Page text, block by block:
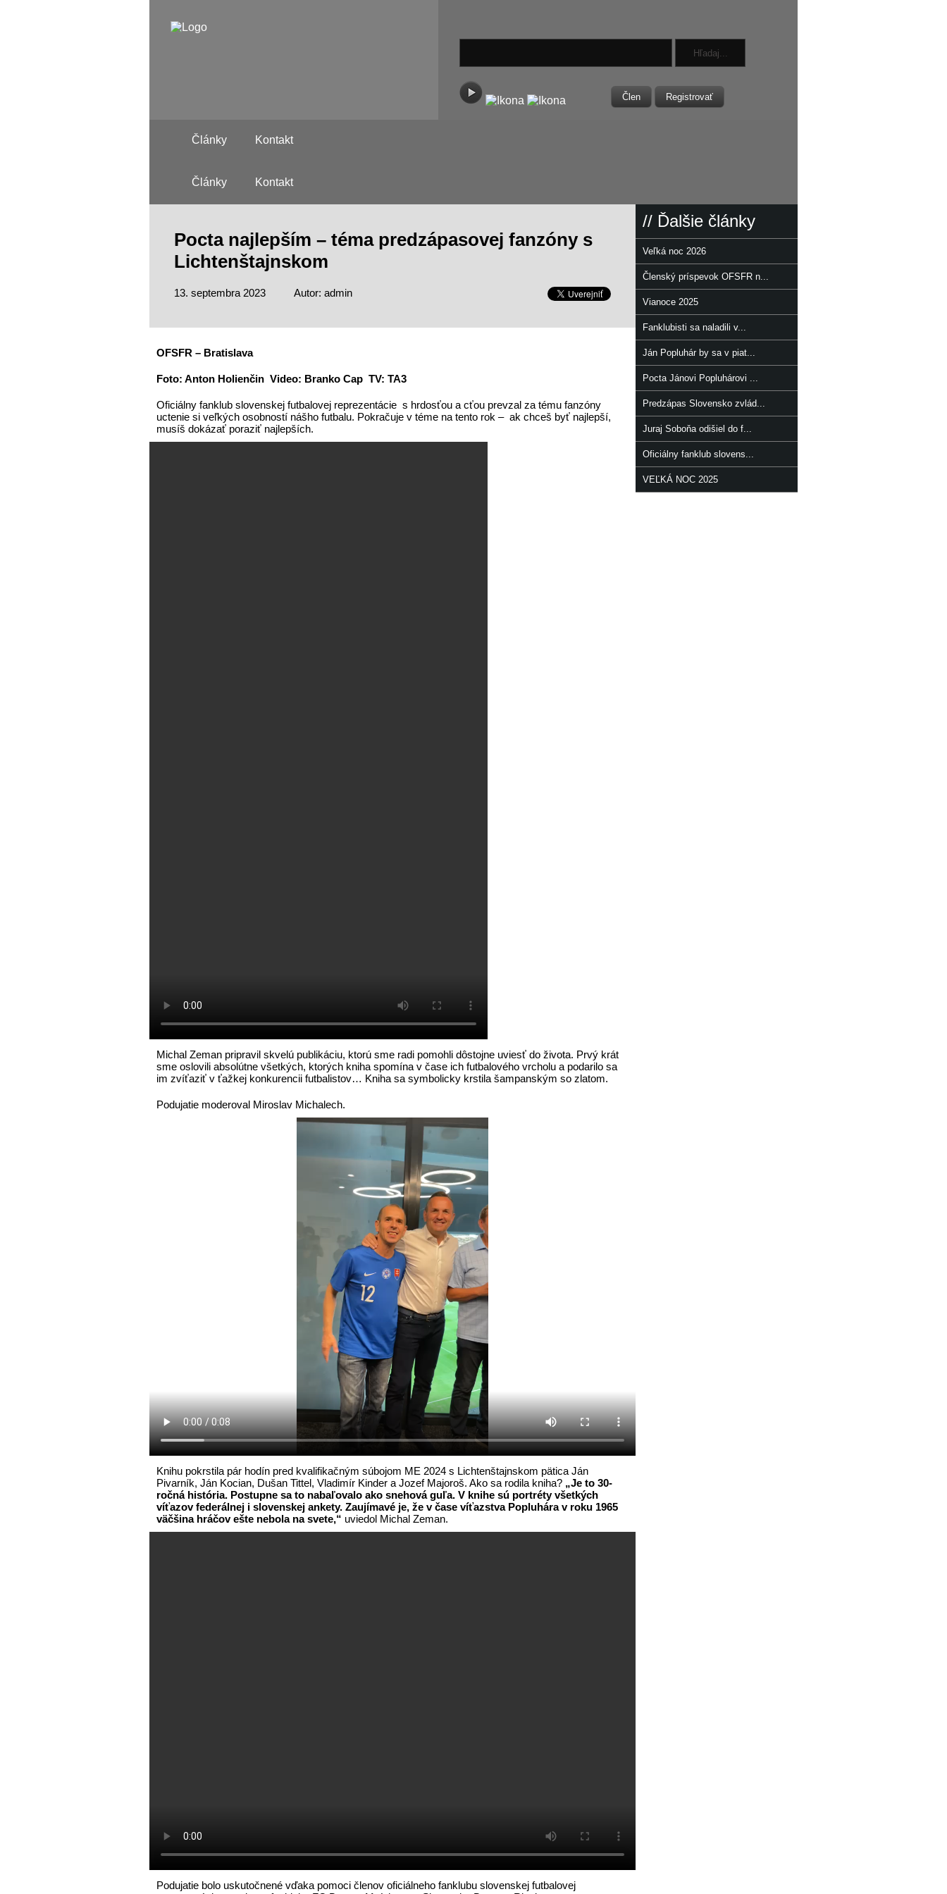
Člen Registrovať
Články Kontakt
Články Kontakt
Pocta najlepším – téma predzápasovej fanzóny s
Lichtenštajnskom
13. septembra 2023 Autor: admin
OFSFR – Bratislava
Foto: Anton Holienčin Video: Branko Cap TV: TA3
Oficiálny fanklub slovenskej futbalovej reprezentácie s hrdosťou a cťou prevzal za tému fanzóny
uctenie si veľkých osobností nášho futbalu. Pokračuje v téme na tento rok – ak chceš byť najlepší,
musíš dokázať poraziť najlepších.
Michal Zeman pripravil skvelú publikáciu, ktorú sme radi pomohli dôstojne uviesť do života. Prvý krát
sme oslovili absolútne všetkých, ktorých kniha spomína v čase ich futbalového vrcholu a podarilo sa
im zvíťaziť v ťažkej konkurencii futbalistov… Kniha sa symbolicky krstila šampanským so zlatom.
Podujatie moderoval Miroslav Michalech.
Knihu pokrstila pár hodín pred kvalifikačným súbojom ME 2024 s Lichtenštajnskom pätica Ján
Pivarník, Ján Kocian, Dušan Tittel, Vladimír Kinder a Jozef Majoroš. Ako sa rodila kniha? „Je to 30-
ročná história. Postupne sa to nabaľovalo ako snehová guľa. V knihe sú portréty všetkých
víťazov federálnej i slovenskej ankety. Zaujímavé je, že v čase víťazstva Popluhára v roku 1965
väčšina hráčov ešte nebola na svete,“ uviedol Michal Zeman.
Podujatie bolo uskutočnené vďaka pomoci členov oficiálneho fanklubu slovenskej futbalovej
// Ďalšie články
Veľká noc 2026
Členský príspevok OFSFR n...
Vianoce 2025
Fanklubisti sa naladili v...
Ján Popluhár by sa v piat...
Pocta Jánovi Popluhárovi ...
Predzápas Slovensko zvlád...
Juraj Soboňa odišiel do f...
Oficiálny fanklub slovens...
VEĽKÁ NOC 2025